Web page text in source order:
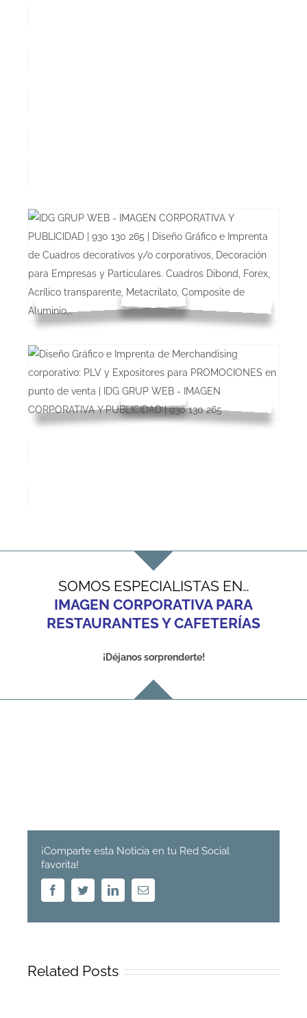
SOMOS ESPECIALISTAS EN…
IMAGEN CORPORATIVA PARA
RESTAURANTES Y CAFETERÍAS
¡Déjanos sorprenderte!
¡Comparte esta Noticia en tu Red Social
favorita!
FacebookTwitterLinkedinEmail
Related Posts